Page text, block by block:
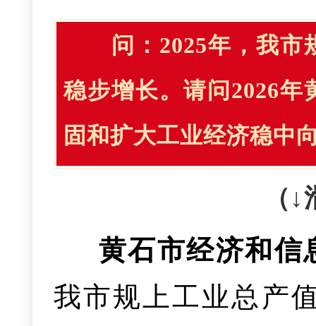
业经济稳中向好态
业基地，努力为武
市建设贡献经信力
政府工作报告提
了奋进“十五五”号
我们将紧扣“六个
把“投资于人”理念
行动”，为建成增长
济、平台经济、夜
胆创新，满足人
费。创新“消费+商
臻选、黄石三鲜等
节、年货赶大集等
黄石货卖出去。
四
及群众超1万人次。
五是“一老一小”
步完善落实生育支
措施》，构建一体
8亿元，惠及婴幼
本建成城市15分钟
三是市场循环
跨区域反不正当竞
施829件，及时纠
推动知识产权跨区
合作协议22份。
向、群众所盼，持
期，力争对上争取
二是撬动社会投
效机制，向民营企
力争民间投资占比
问： 2025年，我市
稳步增长。请问2026
固和扩大工业经济稳中
（
黄石市经济和信
我市规上工业总产